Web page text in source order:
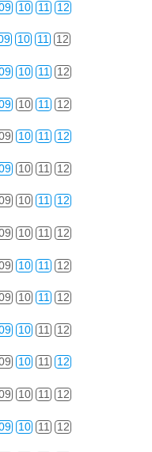
10 11 12
10 11 12
10 11 12
10 11 12
10 11 12
10 11 12
10 11 12
10 11 12
10 11 12
10 11 12
10 11 12
10 11 12
10 11 12
10 11 12